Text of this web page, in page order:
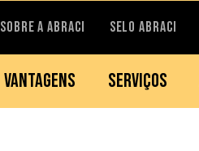
SOBRE A ABRACI SELO ABRACI
VANTAGENS SERVIÇOS